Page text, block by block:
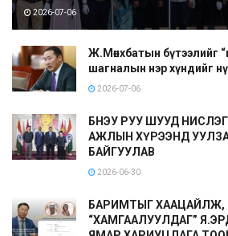
2026-07-06
Ж.Мөнхбатын бүтээлийг
шагналын нэр хүндийг
2026-07-06
БНЭУ РУУ ШУУД
АЖЛЫН ХҮРЭЭНД
БАЙГУУЛАВ
2026-06-30
БАРИМТЫГ ХААЦАЙЛЖ,
“ХАМГААЛУУЛДАГ”